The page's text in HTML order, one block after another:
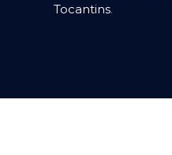
Tocantins.